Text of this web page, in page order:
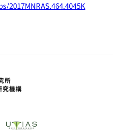
2017MNRAS.464.4045K